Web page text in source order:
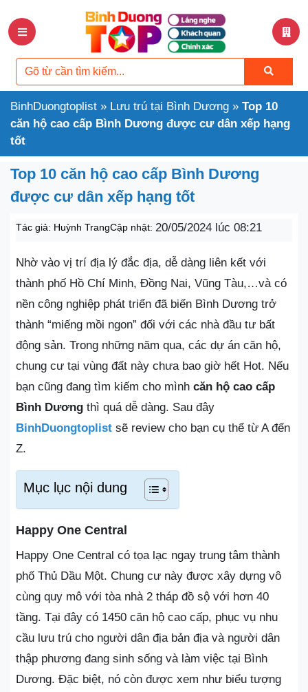
BinhDuongtoplist » Lưu trú tại Bình Dương » Top 10
căn hộ cao cấp Bình Dương được cư dân xếp hạng
tốt
Top 10 căn hộ cao cấp Bình Dương
được cư dân xếp hạng tốt
Tác giả: Huỳnh TrangCập nhật: 20/05/2024 lúc 08:21
Nhờ vào vị trí địa lý đắc địa, dễ dàng liên kết với
thành phố Hồ Chí Minh, Đồng Nai, Vũng Tàu,…và có
nền công nghiệp phát triển đã biến Bình Dương trở
thành “miếng mồi ngon” đối với các nhà đầu tư bất
động sản. Trong những năm qua, các dự án căn hộ,
chung cư tại vùng đất này chưa bao giờ hết Hot. Nếu
bạn cũng đang tìm kiếm cho mình căn hộ cao cấp
Bình Dương thì quá dễ dàng. Sau đây
BinhDuongtoplist sẽ review cho bạn cụ thể từ A đến
Z.
Mục lục nội dung
Happy One Central
Happy One Central có tọa lạc ngay trung tâm thành
phố Thủ Dầu Một. Chung cư này được xây dựng vô
cùng quy mô với tòa nhà 2 tháp đồ sộ với hơn 40
tầng. Tại đây có 1450 căn hộ cao cấp, phục vụ nhu
cầu lưu trú cho người dân địa bản địa và người dân
thập phương đang sinh sống và làm việc tại Bình
Dương. Đặc biệt, nó còn được xem như biểu tượng